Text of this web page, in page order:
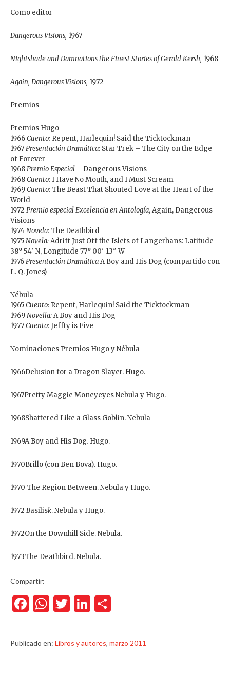
Como editor
Dangerous Visions, 1967
Nightshade and Damnations the Finest Stories of Gerald Kersh, 1968
Again, Dangerous Visions, 1972
Premios
Premios Hugo
1966Cuento: Repent, Harlequin! Said the Ticktockman
1967Presentación Dramática: Star Trek – The City on the Edge
of Forever
1968Premio Especial – Dangerous Visions
1968Cuento: I Have No Mouth, and I Must Scream
1969Cuento: The Beast That Shouted Love at the Heart of the
World
1972 Premio especial Excelencia en Antología, Again, Dangerous
Visions
1974Novela:The Deathbird
1975Novela:Adrift Just Off the Islets of Langerhans: Latitude
38° 54′ N, Longitude 77° 00′ 13″ W
1976Presentación DramáticaA Boy and His Dog (compartido con
L. Q. Jones)
Nébula
1965Cuento: Repent, Harlequin! Said the Ticktockman
1969Novella:A Boy and His Dog
1977Cuento:Jeffty is Five
Nominaciones Premios Hugo y Nébula
1966Delusion for a Dragon Slayer. Hugo.
1967Pretty Maggie Moneyeyes Nebula y Hugo.
1968Shattered Like a Glass Goblin. Nebula
1969A Boy and His Dog. Hugo.
1970Brillo (con Ben Bova). Hugo.
1970 The Region Between. Nebula y Hugo.
1972 Basilisk. Nebula y Hugo.
1972On the Downhill Side. Nebula.
1973The Deathbird. Nebula.
Compartir:
Facebook
WhatsApp
TwitterLinkedIn
Publicado en: Libros y autores, marzo 2011